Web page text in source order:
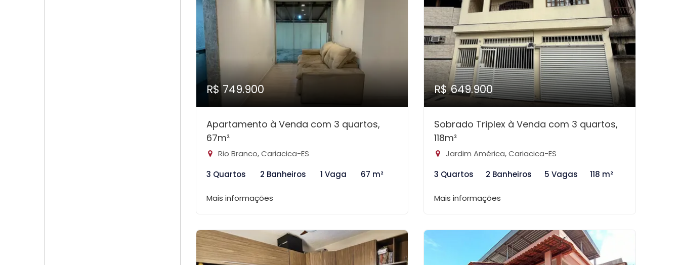
R$ 749.900
Apartamento à Venda com 3 quartos,
67m²
Rio Branco, Cariacica-ES
3 Quartos
2 Banheiros 1 Vaga 67 m²
Mais informações
R$ 649.900
Sobrado Triplex à Venda com 3 quartos,
118m²
Jardim América, Cariacica-ES
3 Quartos
2 Banheiros 5 Vagas 118 m²
Mais informações